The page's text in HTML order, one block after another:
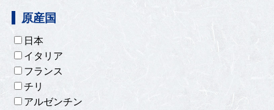
原産国
日本
イタリア
フランス
チリ
アルゼンチン